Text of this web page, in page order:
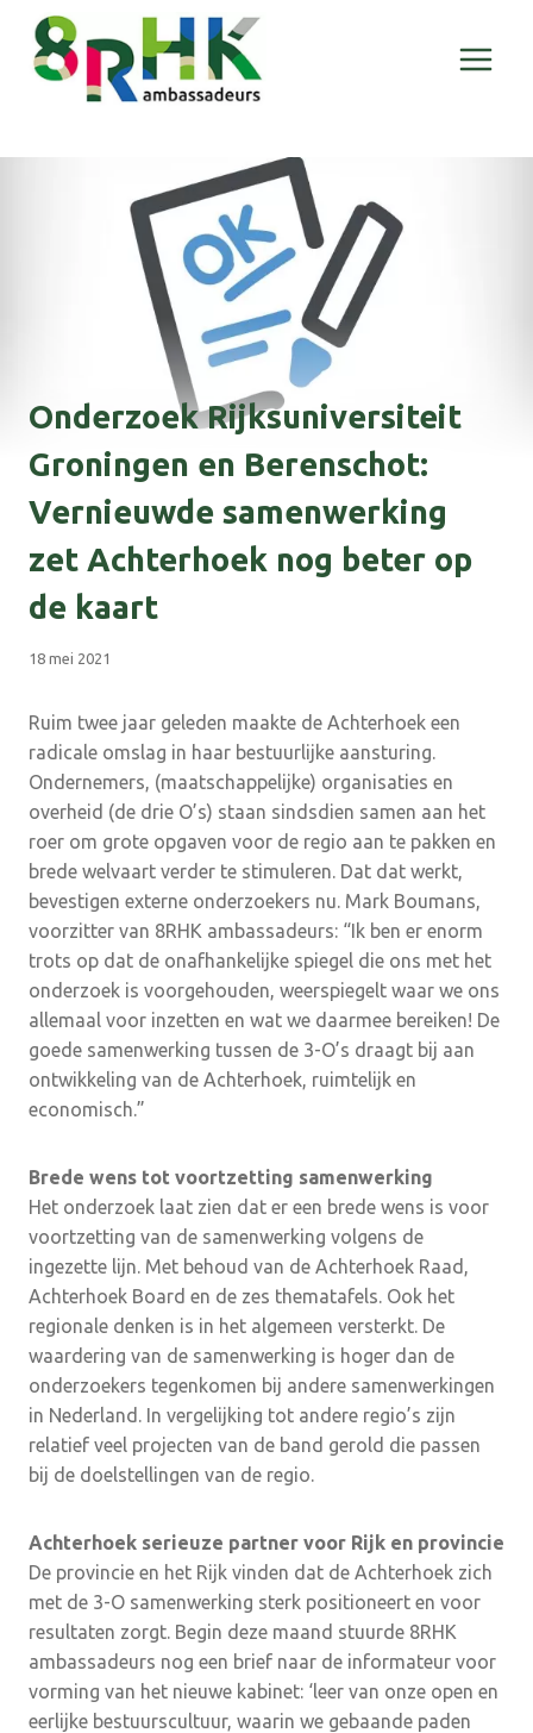
Doorgaan
naar
inhoud
Onderzoek Rijksuniversiteit
Groningen en Berenschot:
Vernieuwde samenwerking
zet Achterhoek nog beter op
de kaart
18 mei 2021
Ruim twee jaar geleden maakte de Achterhoek een
radicale omslag in haar bestuurlijke aansturing.
Ondernemers, (maatschappelijke) organisaties en
overheid (de drie O’s) staan sindsdien samen aan het
roer om grote opgaven voor de regio aan te pakken en
brede welvaart verder te stimuleren. Dat dat werkt,
bevestigen externe onderzoekers nu. Mark Boumans,
voorzitter van 8RHK ambassadeurs: “Ik ben er enorm
trots op dat de onafhankelijke spiegel die ons met het
onderzoek is voorgehouden, weerspiegelt waar we ons
allemaal voor inzetten en wat we daarmee bereiken! De
goede samenwerking tussen de 3-O’s draagt bij aan
ontwikkeling van de Achterhoek, ruimtelijk en
economisch.”
Brede wens tot voortzetting samenwerking
Het onderzoek laat zien dat er een brede wens is voor
voortzetting van de samenwerking volgens de
ingezette lijn. Met behoud van de Achterhoek Raad,
Achterhoek Board en de zes thematafels. Ook het
regionale denken is in het algemeen versterkt. De
waardering van de samenwerking is hoger dan de
onderzoekers tegenkomen bij andere samenwerkingen
in Nederland. In vergelijking tot andere regio’s zijn
relatief veel projecten van de band gerold die passen
bij de doelstellingen van de regio.
Achterhoek serieuze partner voor Rijk en provincie
De provincie en het Rijk vinden dat de Achterhoek zich
met de 3-O samenwerking sterk positioneert en voor
resultaten zorgt. Begin deze maand stuurde 8RHK
ambassadeurs nog een brief naar de informateur voor
vorming van het nieuwe kabinet: ‘leer van onze open en
eerlijke bestuurscultuur, waarin we gebaande paden